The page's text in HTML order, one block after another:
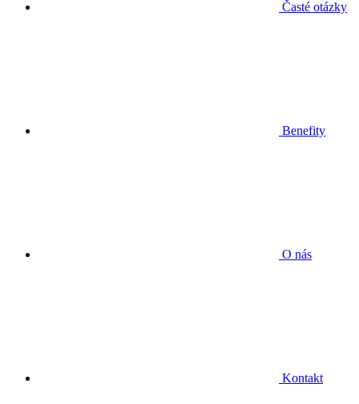
Časté otázky
Benefity
O nás
Kontakt